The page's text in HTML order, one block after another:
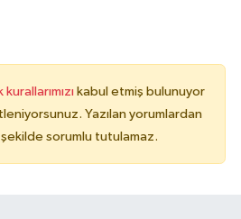
kabul etmiş bulunuyor
Yazılan yorumlardan
sorumlu tutulamaz.